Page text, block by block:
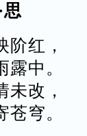
思
阶红，
中。
未改，
穹。